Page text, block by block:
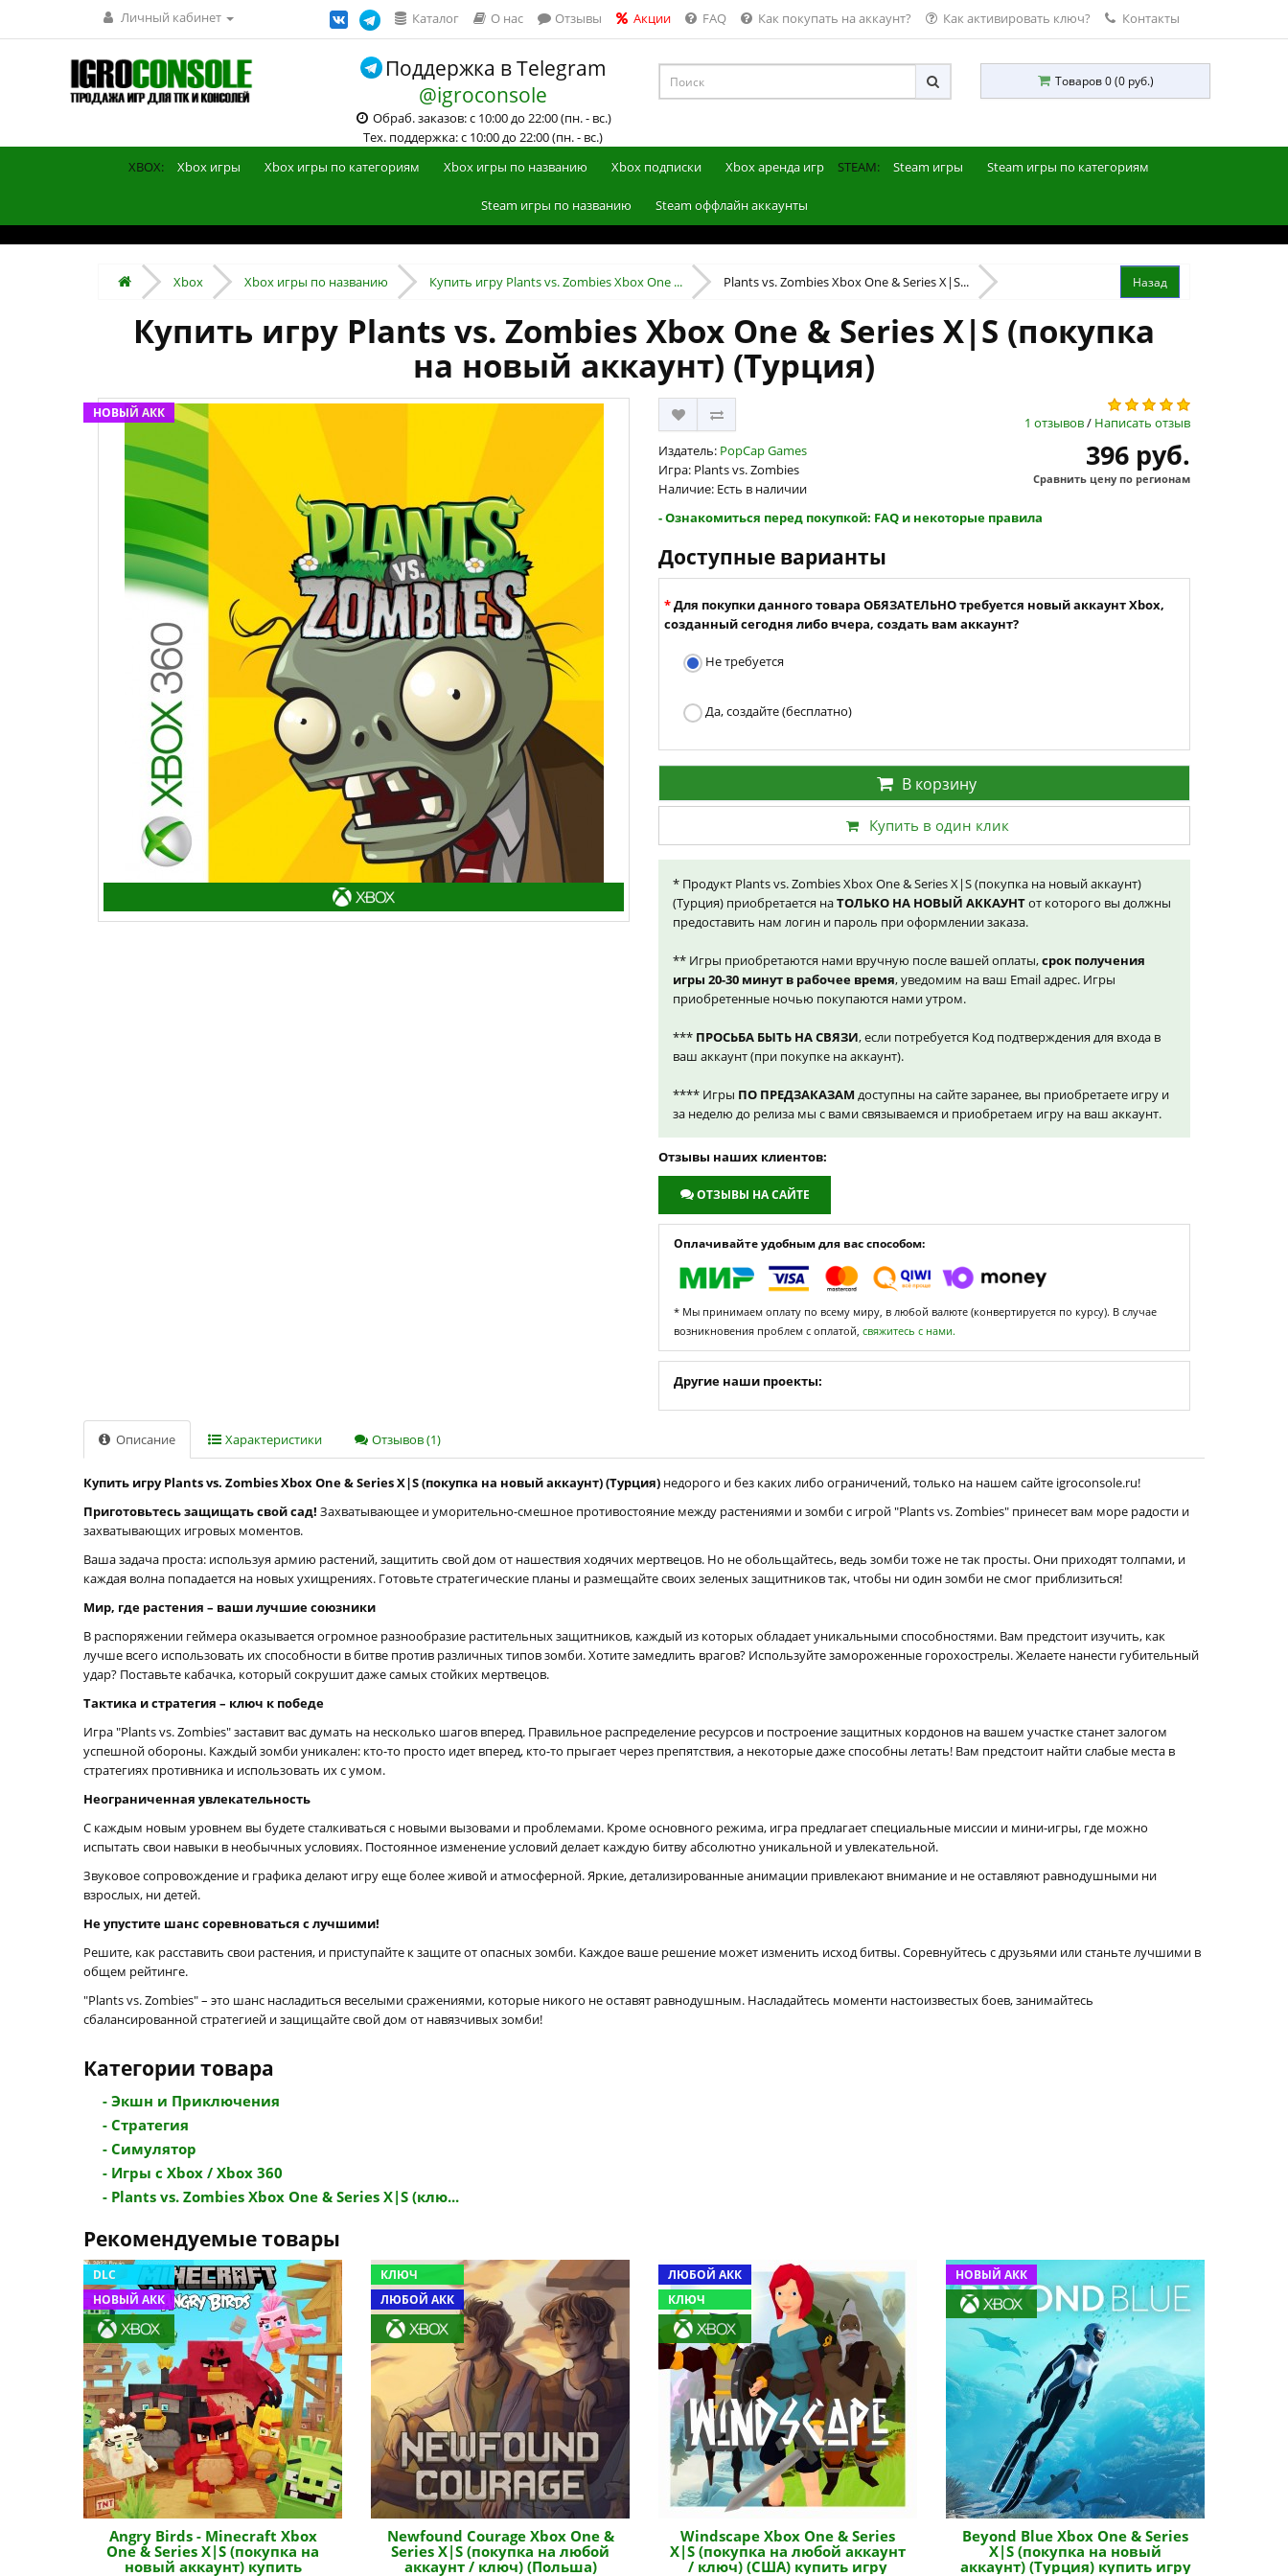
Личный кабинет Каталог О нас Отзывы Акции FAQ Как покупать на аккаунт? Как активировать ключ? Контакты
Поддержка в Telegram
@igroconsole
Обраб. заказов: с 10:00 до 22:00 (пн. - вс.)
Тех. поддержка: с 10:00 до 22:00 (пн. - вс.)
Товаров 0 (0 руб.)
XBOX: Xbox игры Xbox игры по категориям Xbox игры по названию Xbox подписки Xbox аренда игр STEAM: Steam игры Steam игры по категориям
Steam игры по названию Steam оффлайн аккаунты
Xbox Xbox игры по названию Купить игру Plants vs. Zombies Xbox One ... Plants vs. Zombies Xbox One & Series X|S...
Купить игру Plants vs. Zombies Xbox One & Series X|S (покупка
на новый аккаунт) (Турция)
НОВЫЙ АКК
1 отзывов/ Написать отзыв
Издатель: PopCap Games
Игра: Plants vs. Zombies
Наличие: Есть в наличии
396 руб.
Сравнить цену по регионам
- Ознакомиться перед покупкой: FAQ и некоторые правила
Доступные варианты
Для покупки данного товара ОБЯЗАТЕЛЬНО требуется новый аккаунт Xbox,
созданный сегодня либо вчера, создать вам аккаунт?
Не требуется
Да, создайте (бесплатно)
В корзину
Купить в один клик
* Продукт Plants vs. Zombies Xbox One & Series X|S (покупка на новый аккаунт)
(Турция) приобретается наТОЛЬКО НА НОВЫЙ АККАУНТот которого вы должны
предоставить нам логин и пароль при оформлении заказа.
** Игры приобретаются нами вручную после вашей оплаты,срок получения
игры 20-30 минут в рабочее время, уведомим на ваш Email адрес. Игры
приобретенные ночью покупаются нами утром.
*** ПРОСЬБА БЫТЬ НА СВЯЗИ, если потребуется Код подтверждения для входа в
ваш аккаунт (при покупке на аккаунт).
**** Игры ПО ПРЕДЗАКАЗАМ доступны на сайте заранее, вы приобретаете игру и
за неделю до релиза мы с вами связываемся и приобретаем игру на ваш аккаунт.
Отзывы наших клиентов:
ОТЗЫВЫ НА САЙТЕ
Оплачивайте удобным для вас способом:
* Мы принимаем оплату по всему миру, в любой валюте (конвертируется по курсу). В случае
возникновения проблем с оплатой, свяжитесь с нами.
Другие наши проекты:
Описание Характеристики Отзывов (1)
Купить игру Plants vs. Zombies Xbox One & Series X|S (покупка на новый аккаунт) (Турция) недорого и без каких либо ограничений, только на нашем сайте igroconsole.ru!
Приготовьтесь защищать свой сад! Захватывающее и уморительно-смешное противостояние между растениями и зомби с игрой "Plants vs. Zombies" принесет вам море радости и
захватывающих игровых моментов.
Ваша задача проста: используя армию растений, защитить свой дом от нашествия ходячих мертвецов. Но не обольщайтесь, ведь зомби тоже не так просты. Они приходят толпами, и
каждая волна попадается на новых ухищрениях. Готовьте стратегические планы и размещайте своих зеленых защитников так, чтобы ни один зомби не смог приблизиться!
Мир, где растения – ваши лучшие союзники
В распоряжении геймера оказывается огромное разнообразие растительных защитников, каждый из которых обладает уникальными способностями. Вам предстоит изучить, как
лучше всего использовать их способности в битве против различных типов зомби. Хотите замедлить врагов? Используйте замороженные горохострелы. Желаете нанести губительный
удар? Поставьте кабачка, который сокрушит даже самых стойких мертвецов.
Тактика и стратегия – ключ к победе
Игра "Plants vs. Zombies" заставит вас думать на несколько шагов вперед. Правильное распределение ресурсов и построение защитных кордонов на вашем участке станет залогом
успешной обороны. Каждый зомби уникален: кто-то просто идет вперед, кто-то прыгает через препятствия, а некоторые даже способны летать! Вам предстоит найти слабые места в
стратегиях противника и использовать их с умом.
Неограниченная увлекательность
С каждым новым уровнем вы будете сталкиваться с новыми вызовами и проблемами. Кроме основного режима, игра предлагает специальные миссии и мини-игры, где можно
испытать свои навыки в необычных условиях. Постоянное изменение условий делает каждую битву абсолютно уникальной и увлекательной.
Звуковое сопровождение и графика делают игру еще более живой и атмосферной. Яркие, детализированные анимации привлекают внимание и не оставляют равнодушными ни
взрослых, ни детей.
Не упустите шанс соревноваться с лучшими!
Решите, как расставить свои растения, и приступайте к защите от опасных зомби. Каждое ваше решение может изменить исход битвы. Соревнуйтесь с друзьями или станьте лучшими в
общем рейтинге.
"Plants vs. Zombies" – это шанс насладиться веселыми сражениями, которые никого не оставят равнодушным. Насладайтесь моменти настоизвестых боев, занимайтесь
сбалансированной стратегией и защищайте свой дом от навязчивых зомби!
Категории товара
- Экшн и Приключения
- Стратегия
- Симулятор
- Игры с Xbox / Xbox 360
- Plants vs. Zombies Xbox One & Series X|S (клю...
Рекомендуемые товары
DLC
НОВЫЙ АКК
Angry Birds - Minecraft Xbox
One & Series X|S (покупка на
новый аккаунт) купить
КЛЮЧ
ЛЮБОЙ АКК
Newfound Courage Xbox One &
Series X|S (покупка на любой
аккаунт / ключ) (Польша)
ЛЮБОЙ АКК
КЛЮЧ
Windscape Xbox One & Series
X|S (покупка на любой аккаунт
/ ключ) (США) купить игру
НОВЫЙ АКК
Beyond Blue Xbox One & Series
X|S (покупка на новый
аккаунт) (Турция) купить игру